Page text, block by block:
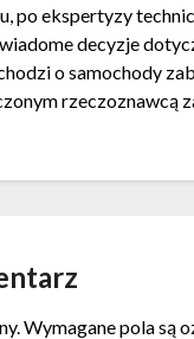
po ekspertyzy
decyzje
o samochody
rzeczoznawcą
Wymagane pola są